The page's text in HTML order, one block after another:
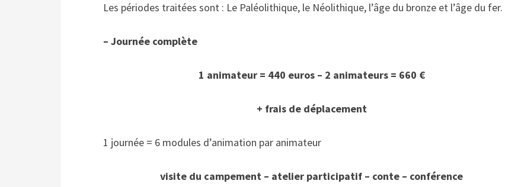
Les périodes traitées sont : Le Paléolithique, le Néolithique, l’âge du bronze et l’âge du fer.
– Journée complète
1 animateur = 440 euros – 2 animateurs = 660 €
+ frais de déplacement
1 journée = 6 modules d’animation par animateur
visite du campement – atelier participatif – conte – conférence